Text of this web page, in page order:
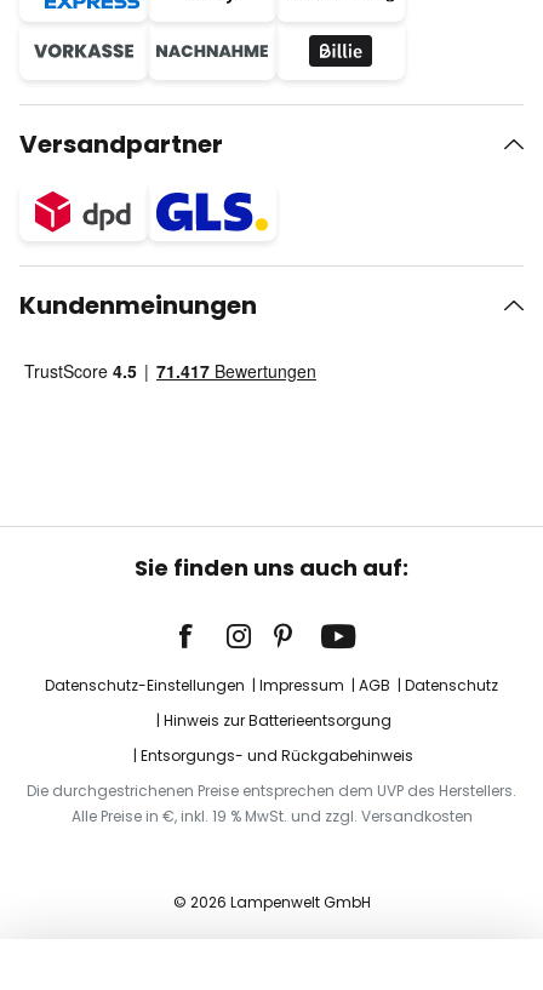
Versandpartner
Kundenmeinungen
Sie finden uns auch auf:
Datenschutz-Einstellungen Impressum AGB
Datenschutz
Hinweis zur Batterieentsorgung
Entsorgungs- und Rückgabehinweis
Die durchgestrichenen Preise entsprechen dem UVP des Herstellers.
Alle Preise in €, inkl. 19 % MwSt. und zzgl. Versandkosten
© 2026 Lampenwelt GmbH